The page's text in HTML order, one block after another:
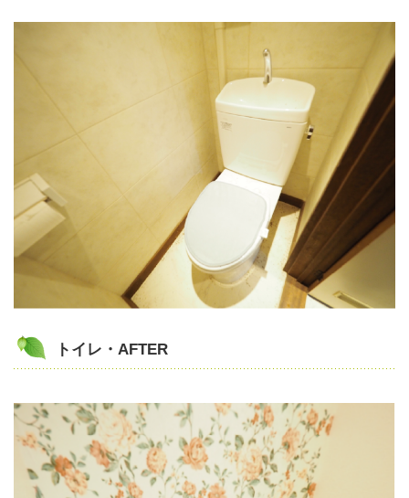
トイレ・AFTER